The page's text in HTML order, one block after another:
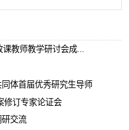
教师教学研讨会成...
体首届优秀研究生导师
修订专家论证会
交流